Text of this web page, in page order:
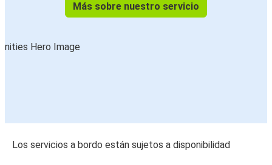
Más sobre nuestro servicio
Los servicios a bordo están sujetos a disponibilidad